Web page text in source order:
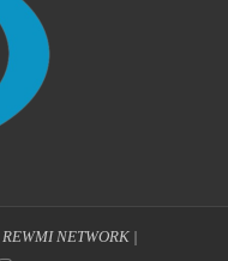
REWMI NETWORK|